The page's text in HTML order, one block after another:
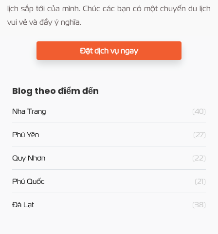
lịch sắp tới của mình. Chúc các bạn có một chuyến du lịch
vui vẻ và đầy ý nghĩa.
Đặt dịch vụ ngay
Blog theo điểm đến
Nha Trang (40)
Phú Yên (27)
Quy Nhơn (22)
Phú Quốc (21)
Đà Lạt (38)